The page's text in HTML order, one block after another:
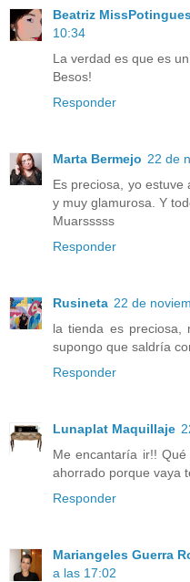
Beatriz
10:34
La verdad es que es
Besos!
Responder
Marta Bermejo 22 de
Es preciosa, yo
y muy glamurosa. Y
Muarsssss
Responder
Rusineta 22 de
la tienda es preciosa,
supongo que saldría
Responder
Lunaplat Maquillaje
Me encantaría ir!!
ahorrado porque vaya
Responder
Mariangeles Guerra
a las 17:02